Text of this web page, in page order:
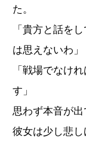
た。
「貴方と話を
は思えないわ」
「戦場でなけ
す」
思わず本音が出
彼女は少し悲し